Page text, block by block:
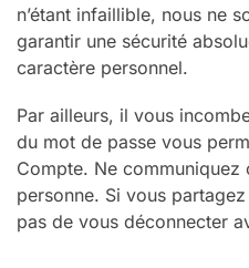
n’étant infaillible, nous ne
garantir une sécurité
caractère personnel.
Par ailleurs, il vous
du mot de passe vous
Compte. Ne communiquez
personne. Si vous
pas de vous déconnecter